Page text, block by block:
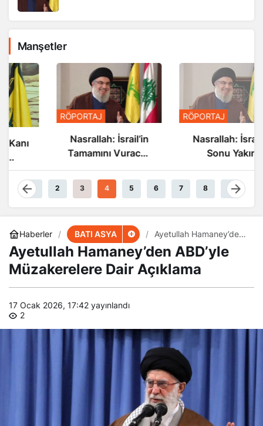
Manşetler
RÖPORTAJ
Nasrallah: İsrail’in
Tamamını Vuracak
RÖPORTAJ
Nasrallah: İsrail’in
Sonu Yakın
1 2 3 4 5 6 7 8 9
Haberler BATI ASYA
Ayetullah Hamaney’den
ABD’yle Müzakerelere
Dair Açıklama
Ayetullah Hamaney’den ABD’yle
Müzakerelere Dair Açıklama
17 Ocak 2026, 17:42 yayınlandı
2